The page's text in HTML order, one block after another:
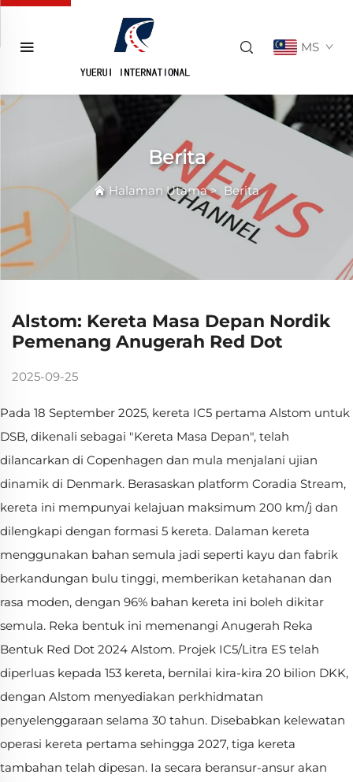
MS
Berita
Halaman Utama> Berita
Alstom: Kereta Masa Depan Nordik
Pemenang Anugerah Red Dot
2025-09-25
Pada 18 September 2025, kereta IC5 pertama Alstom untuk
DSB, dikenali sebagai "Kereta Masa Depan", telah
dilancarkan di Copenhagen dan mula menjalani ujian
dinamik di Denmark. Berasaskan platform Coradia Stream,
kereta ini mempunyai kelajuan maksimum 200 km/j dan
dilengkapi dengan formasi 5 kereta. Dalaman kereta
menggunakan bahan semula jadi seperti kayu dan fabrik
berkandungan bulu tinggi, memberikan ketahanan dan
rasa moden, dengan 96% bahan kereta ini boleh dikitar
semula. Reka bentuk ini memenangi Anugerah Reka
Bentuk Red Dot 2024 Alstom. Projek IC5/Litra ES telah
diperluas kepada 153 kereta, bernilai kira-kira 20 bilion DKK,
dengan Alstom menyediakan perkhidmatan
penyelenggaraan selama 30 tahun. Disebabkan kelewatan
operasi kereta pertama sehingga 2027, tiga kereta
tambahan telah dipesan. Ia secara beransur-ansur akan